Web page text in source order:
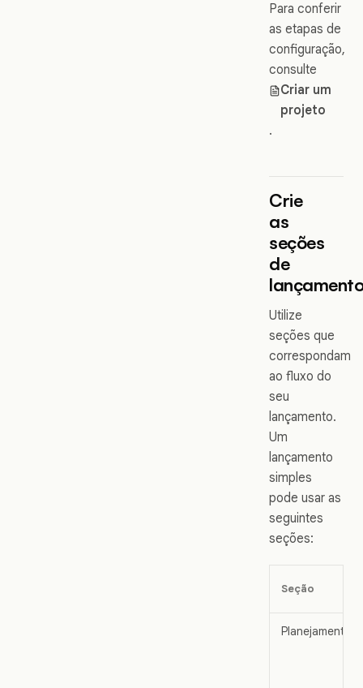
Para conferir
as etapas de
configuração,
consulte
Criar um
projeto
.
Crie
as
seções
de
Utilize
seções que
correspondam
ao fluxo do
seu
lançamento.
Um
lançamento
simples
pode usar as
seguintes
seções:
Seção
Planejamento